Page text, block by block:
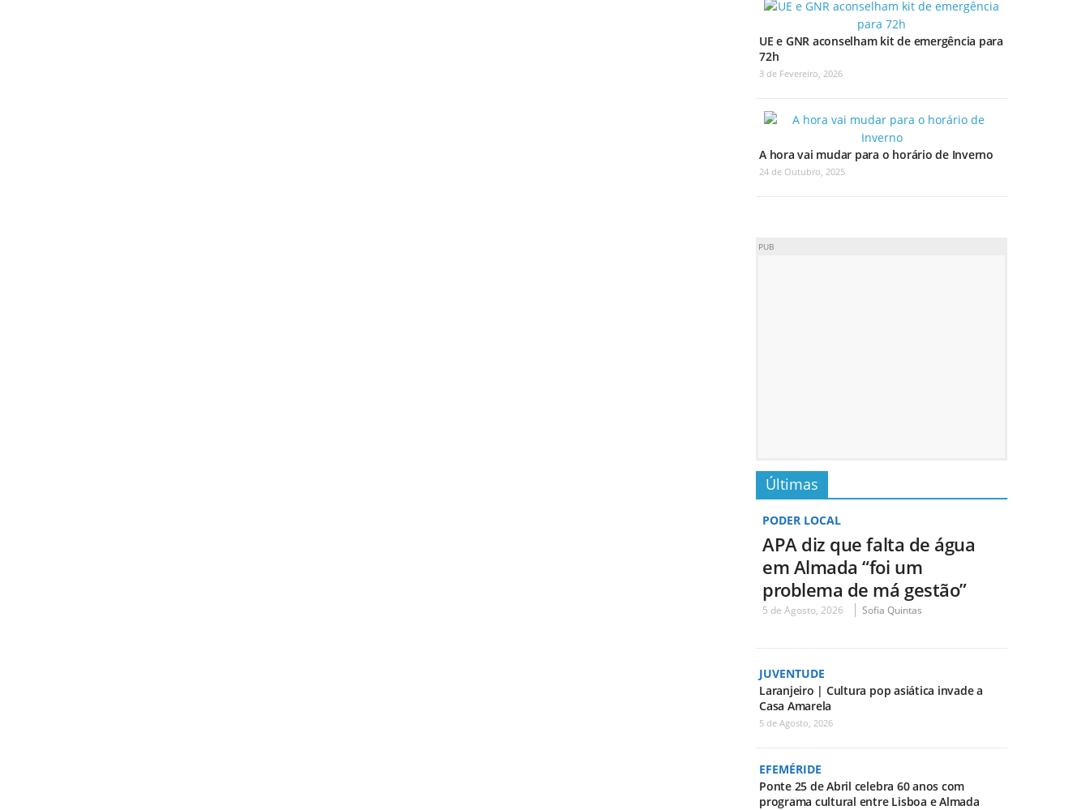
UE e GNR aconselham kit de emergência para
72h
3 de Fevereiro, 2026
A hora vai mudar para o horário de Inverno
24 de Outubro, 2025
PUB
Últimas
PODER LOCAL
APA diz que falta de água
em Almada “foi um
problema de má gestão”
5 de Agosto, 2026 Sofia Quintas
JUVENTUDE
Laranjeiro | Cultura pop asiática invade a
Casa Amarela
5 de Agosto, 2026
EFEMÉRIDE
Ponte 25 de Abril celebra 60 anos com
programa cultural entre Lisboa e Almada